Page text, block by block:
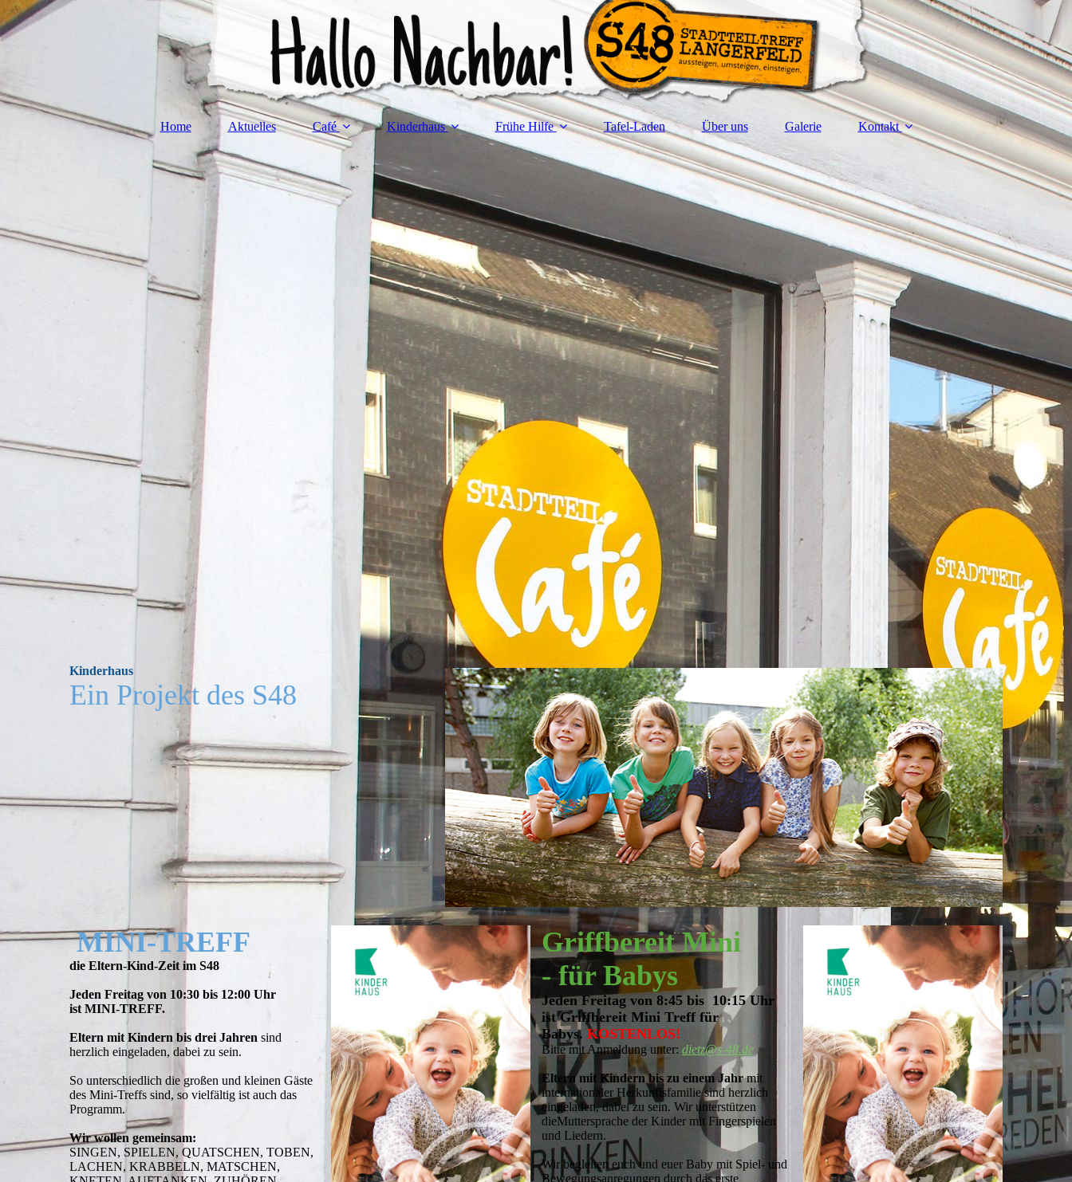
Home Aktuelles Café Kinderhaus Frühe Hilfe Tafel-Laden Über uns Galerie Kontakt
Kinderhaus
Ein Projekt des S48
MINI-TREFF
die Eltern-Kind-Zeit im S48
Jeden Freitag von 10:30 bis 12:00 Uhr
ist MINI-TREFF.
Eltern mit Kindern bis drei Jahren sind
herzlich eingeladen, dabei zu sein.
So unterschiedlich die großen und kleinen Gäste
des Mini-Treffs sind, so vielfältig ist auch das
Programm.
Wir wollen gemeinsam:
SINGEN, SPIELEN, QUATSCHEN, TOBEN,
LACHEN, KRABBELN, MATSCHEN,
Griffbereit Mini
-für Babys
Jeden Freitag von 8:45 bis 10:15 Uhr
ist Griffbereit Mini Treff für
Babys. KOSTENLOS!
Bitte mit Anmeldung unter: dietz@s-48.de
Eltern mit Kindern bis zu einem Jahrmit
internationaler Herkunftsfamilie sind herzlich
eingeladen, dabei zu sein. Wir unterstützen
dieMuttersprache der Kinder mit Fingerspielen
und Liedern.
Wir begleiten euch und euer Baby mit Spiel- und
Bewegungsanregungen durch das erste